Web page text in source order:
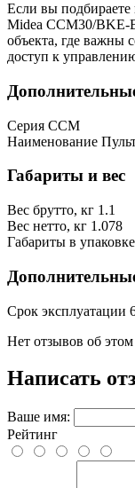
Если вы подбираете
Midea CCM30/BKE-
объекта, где важны
доступ к
Серия CCM
Наименование
Габариты и вес
Вес брутто, кг 1.1
Вес нетто, кг 1.078
Габариты в
Срок эксплуатации
Нет отзывов об этом
Написать
Ваше имя:
Рейтинг